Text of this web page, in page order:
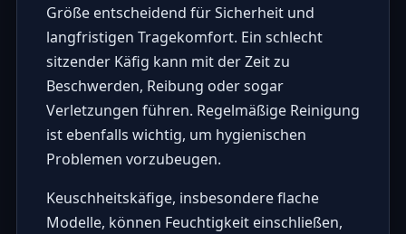
Größe entscheidend für Sicherheit und
langfristigen Tragekomfort. Ein schlecht
sitzender Käfig kann mit der Zeit zu
Beschwerden, Reibung oder sogar
Verletzungen führen. Regelmäßige Reinigung
ist ebenfalls wichtig, um hygienischen
Problemen vorzubeugen.
Keuschheitskäfige, insbesondere flache
Modelle, können Feuchtigkeit einschließen,